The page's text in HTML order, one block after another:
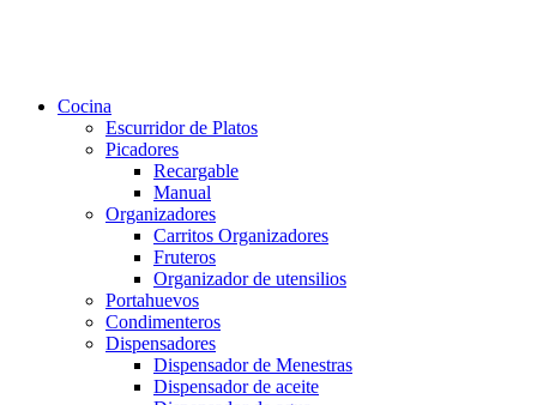
Cocina
Escurridor de Platos
Picadores
Recargable
Manual
Organizadores
Carritos Organizadores
Fruteros
Organizador de utensilios
Portahuevos
Condimenteros
Dispensadores
Dispensador de Menestras
Dispensador de aceite